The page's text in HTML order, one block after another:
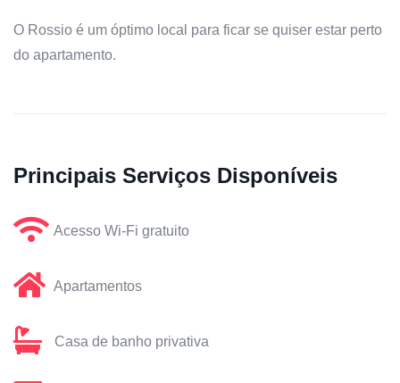
O Rossio é um óptimo local para ficar se quiser estar perto
do apartamento.
Principais Serviços Disponíveis
Acesso Wi-Fi gratuito
Apartamentos
Casa de banho privativa